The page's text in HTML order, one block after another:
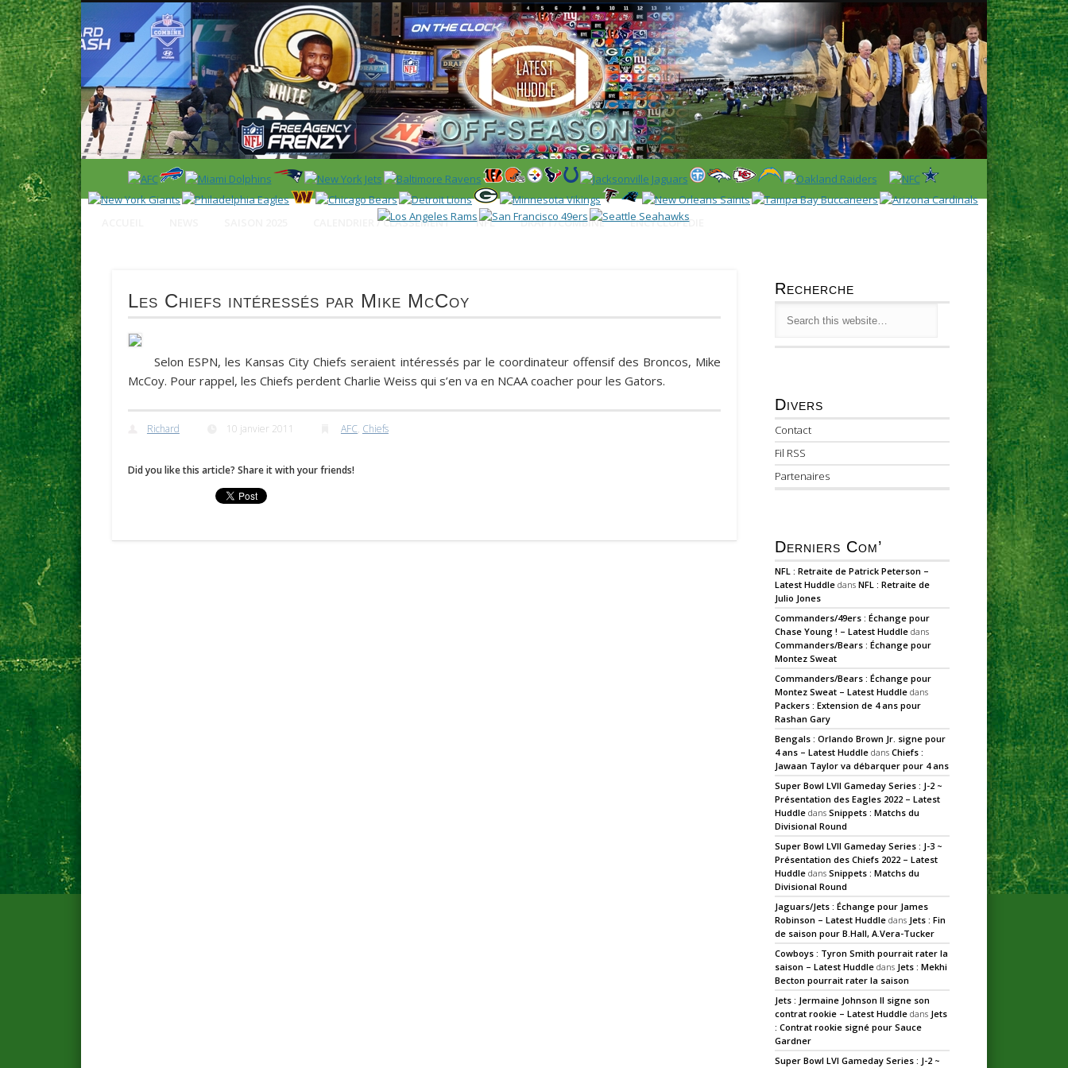
Latest
News en français sur la NFL et le Football Américain (Foot US)
CALENDRIER / CLASSEMENT NFL DRAFT/COMBINE ENCYCLOPÉDIE
Les Chiefs intéressés par Mike McCoy
Selon ESPN, les Kansas City Chiefs seraient intéressés par le coordinateur offensif des Broncos, Mike
McCoy. Pour rappel, les Chiefs perdent Charlie Weiss qui s’en va en NCAA coacher pour les Gators.
Richard 10 janvier 2011 AFC, Chiefs
Did you like this article? Share it with your friends!
Recherche
Divers
Contact
Fil RSS
Partenaires
Derniers Com’
NFL : Retraite de Patrick Peterson –
Latest Huddle dansNFL : Retraite de
Julio Jones
Commanders/49ers : Échange pour
Chase Young ! – Latest Huddle dans
Commanders/Bears : Échange pour
Montez Sweat
Commanders/Bears : Échange pour
Montez Sweat – Latest Huddle dans
Packers : Extension de 4 ans pour
Rashan Gary
Bengals : Orlando Brown Jr. signe pour
4 ans – Latest Huddle dansChiefs :
Jawaan Taylor va débarquer pour 4 ans
Super Bowl LVII Gameday Series : J-2 ~
Présentation des Eagles 2022 – Latest
Huddle dansSnippets : Matchs du
Divisional Round
Super Bowl LVII Gameday Series : J-3 ~
Présentation des Chiefs 2022 – Latest
Huddle dansSnippets : Matchs du
Divisional Round
Jaguars/Jets : Échange pour James
Robinson – Latest Huddle dans Jets : Fin
de saison pour B.Hall, A.Vera-Tucker
Cowboys : Tyron Smith pourrait rater la
saison – Latest Huddle dans Jets : Mekhi
Becton pourrait rater la saison
Jets : Jermaine Johnson II signe son
contrat rookie – Latest Huddle dans Jets
: Contrat rookie signé pour Sauce
Gardner
Super Bowl LVI Gameday Series : J-2 ~